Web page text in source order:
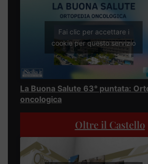
Fai clic per accettare i
cookie per questo servizio
La Buona Salute 63° puntata:
oncologica
Oltre il Castello